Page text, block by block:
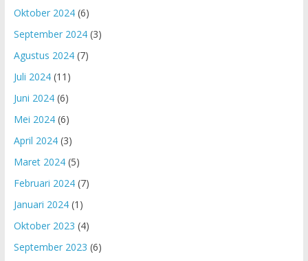
Oktober 2024(6)
September 2024(3)
Agustus 2024(7)
Juli 2024(11)
Juni 2024(6)
Mei 2024(6)
April 2024(3)
Maret 2024(5)
Februari 2024(7)
Januari 2024(1)
Oktober 2023 (4)
September 2023 (6)